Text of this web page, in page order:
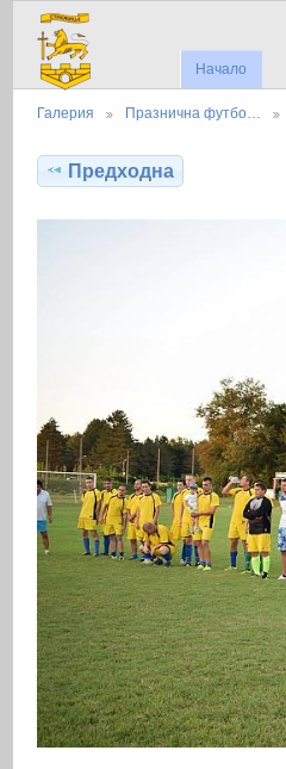
Начало
Галерия Празнична футбо…
Предходна